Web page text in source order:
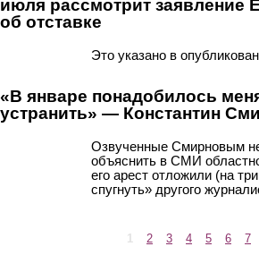
июля рассмотрит заявление
об отставке
Это указано в
«В январе понадобилось
устранить» — Константин
Озвученные Смирновым
объяснить в СМИ
его арест отложили (на
спугнуть» другого
1 2 3 4 5 6 7